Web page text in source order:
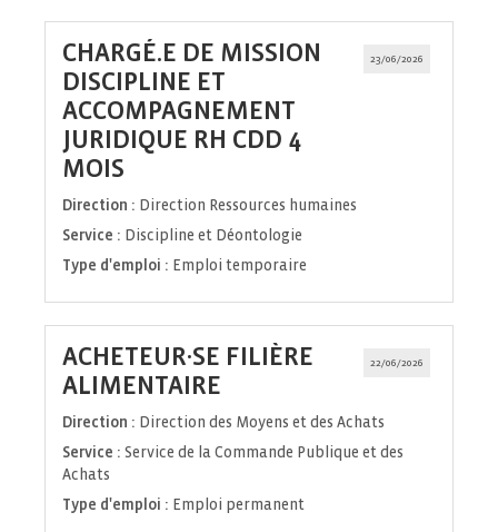
23/06/2026
CHARGÉ.E DE MISSION
DISCIPLINE ET
ACCOMPAGNEMENT
JURIDIQUE RH CDD 4
MOIS
fenêtre)
Direction : Direction Ressources humaines
Service : Discipline et Déontologie
Type d'emploi : Emploi temporaire
22/06/2026
ACHETEUR·SE FILIÈRE
ALIMENTAIRE
fenêtre)
Direction : Direction des Moyens et des Achats
Service : Service de la Commande Publique et des
Achats
Type d'emploi : Emploi permanent